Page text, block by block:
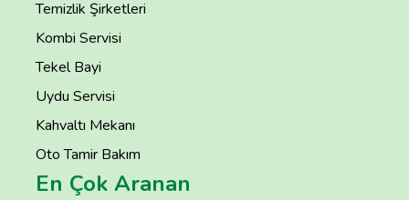
Temizlik Şirketleri
Kombi Servisi
Tekel Bayi
Uydu Servisi
Kahvaltı Mekanı
Oto Tamir Bakım
En Çok Aranan